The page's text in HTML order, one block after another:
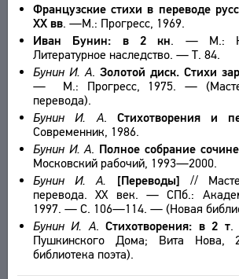
Французские стихи в переводе
XX вв. —М.: Прогресс, 1969.
Иван Бунин: в 2 кн. — М.:
Литературное наследство. — Т. 84.
Бунин И. А. Золотой диск. Стихи
— М.: Прогресс, 1975. —
перевода).
Бунин И. А. Стихотворения и
Современник, 1986.
Бунин И. А. Полное собрание
Московский рабочий, 1993—2000.
Бунин И. А.
[Переводы] //
перевода. XX век. — СПб.:
1997. — С. 106—114. — (Новая
Бунин И. А.Стихотворения: в 2 т.
Пушкинского Дома; Вита
библиотека поэта).